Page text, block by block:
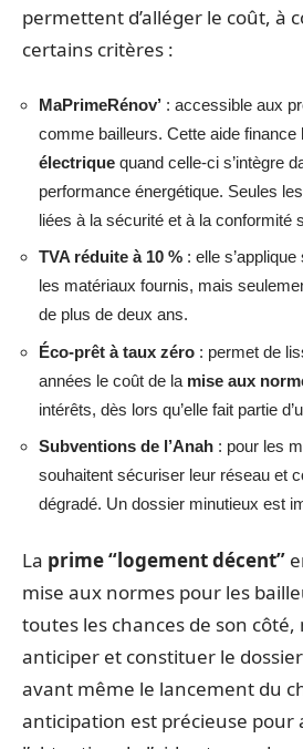
permettent d’alléger le coût, à
certains critères :
MaPrimeRénov’ : accessible aux
comme bailleurs. Cette aide finance
électrique quand celle-ci s’intègre
performance énergétique. Seules
liées à la sécurité et à la conformité
TVA réduite à 10 % : elle
les matériaux fournis, mais
de plus de deux ans.
Éco-prêt à taux zéro : permet de
années le coût de la mise aux
intérêts, dès lors qu’elle fait partie
Subventions de l’Anah : pour les
souhaitent sécuriser leur réseau et
dégradé. Un dossier minutieux est
La prime “logement décent”
mise aux normes pour les
toutes les chances de son
anticiper et constituer le
avant même le lancement du
anticipation est précieuse pour